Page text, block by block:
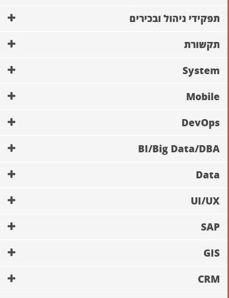
תפקידי ניהול ובכירים
תקשורת
System
Mobile
DevOps
BI/Big Data/DBA
Data
UI/UX
SAP
GIS
CRM